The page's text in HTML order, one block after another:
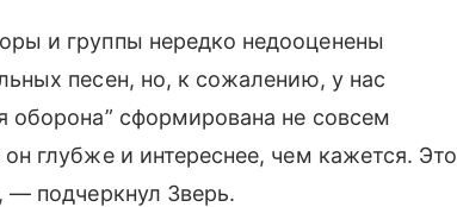
и группы нередко недооценены
песен, но, к сожалению, у нас
оборона” сформирована не совсем
глубже и интереснее, чем кажется. Это
— подчеркнул Зверь.